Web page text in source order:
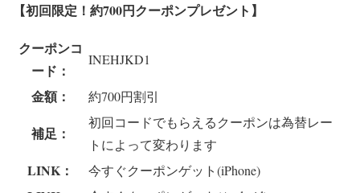
【初回限定！約700円クーポンプレゼント】
クーポンコ
ード：
INEHJKD1
金額： 約700円割引
補足：
初回コードでもらえるクーポンは為替レー
トによって変わります
LINK： 今すぐクーポンゲット(iPhone)